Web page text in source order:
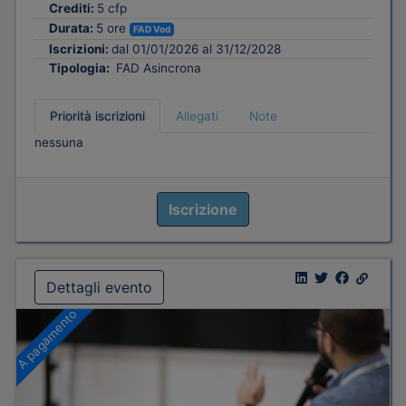
Crediti: 5 cfp
Durata: 5 ore FAD Vod
Iscrizioni: dal 01/01/2026 al 31/12/2028
Tipologia: FAD Asincrona
Priorità iscrizioni Allegati
Note
nessuna
Iscrizione
Dettagli evento
A pagamento